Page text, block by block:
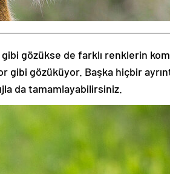
gözükse de farklı renklerin
gibi gözüküyor. Başka hiçbir
da tamamlayabilirsiniz.